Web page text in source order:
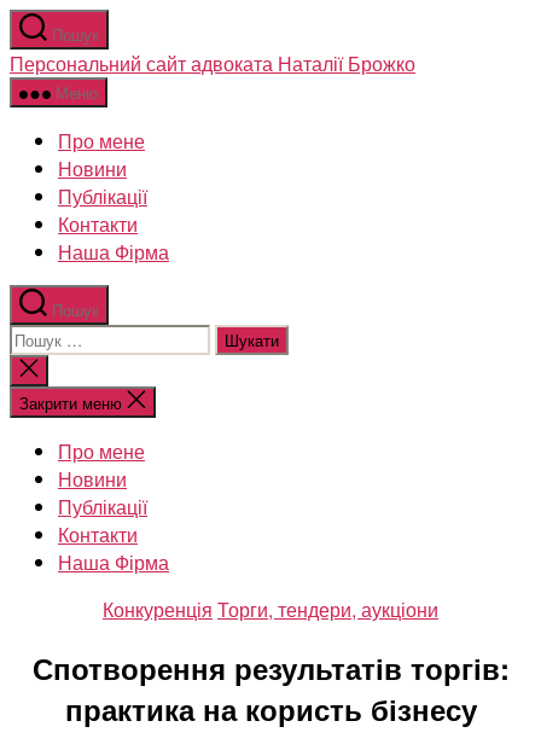
Перейти
до
вмісту
Пошук
Персональний сайт адвоката Наталії Брожко
Меню
Про мене
Новини
Публікації
Контакти
Наша Фірма
Пошук
Шукати:
Закрити
пошук
Закрити меню
Про мене
Новини
Публікації
Контакти
Наша Фірма
Категорії
Конкуренція Торги, тендери, аукціони
Спотворення результатів торгів:
практика на користь бізнесу